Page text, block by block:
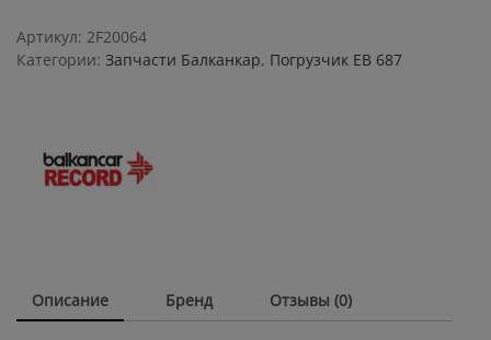
7032
05.02
ЕВ
687
Артикул: 2F20064
Категории: Запчасти Балканкар, Погрузчик ЕВ 687
Описание Бренд Отзывы (0)